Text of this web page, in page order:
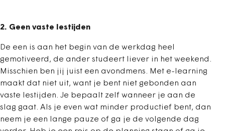
2. Geen vaste lestijden
De een is aan het begin van de werkdag heel
gemotiveerd, de ander studeert liever in het weekend.
Misschien ben jij juist een avondmens. Met e-learning
maakt dat niet uit, want je bent niet gebonden aan
vaste lestijden. Je bepaalt zelf wanneer je aan de
slag gaat. Als je even wat minder productief bent, dan
neem je een lange pauze of ga je de volgende dag